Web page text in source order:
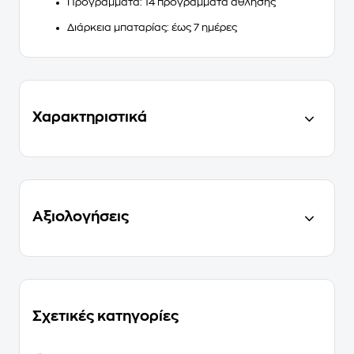
Διάρκεια μπαταρίας: έως 7 ημέρες
Χαρακτηριστικά
Αξιολογήσεις
Σχετικές κατηγορίες